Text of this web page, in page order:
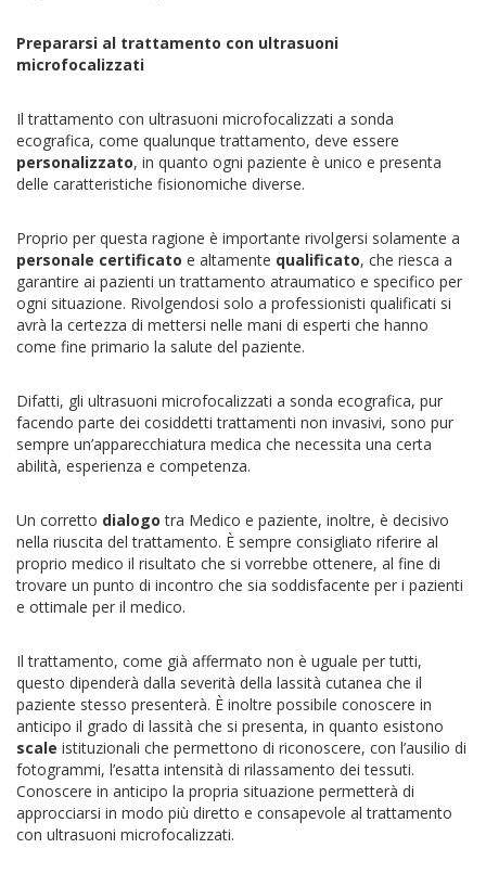
Prepararsi al trattamento con ultrasuoni
microfocalizzati
Il trattamento con ultrasuoni microfocalizzati a sonda
ecografica, come qualunque trattamento, deve essere
personalizzato, in quanto ogni paziente è unico e presenta
delle caratteristiche fisionomiche diverse.
Proprio per questa ragione è importante rivolgersi solamente a
personale certificato e altamente qualificato, che riesca a
garantire ai pazienti un trattamento atraumatico e specifico per
ogni situazione. Rivolgendosi solo a professionisti qualificati si
avrà la certezza di mettersi nelle mani di esperti che hanno
come fine primario la salute del paziente.
Difatti, gli ultrasuoni microfocalizzati a sonda ecografica, pur
facendo parte dei cosiddetti trattamenti non invasivi, sono pur
sempre un’apparecchiatura medica che necessita una certa
abilità, esperienza e competenza.
Un corretto dialogo tra Medico e paziente, inoltre, è decisivo
nella riuscita del trattamento. È sempre consigliato riferire al
proprio medico il risultato che si vorrebbe ottenere, al fine di
trovare un punto di incontro che sia soddisfacente per i pazienti
e ottimale per il medico.
Il trattamento, come già affermato non è uguale per tutti,
questo dipenderà dalla severità della lassità cutanea che il
paziente stesso presenterà. È inoltre possibile conoscere in
anticipo il grado di lassità che si presenta, in quanto esistono
scale istituzionali che permettono di riconoscere, con l’ausilio di
fotogrammi, l’esatta intensità di rilassamento dei tessuti.
Conoscere in anticipo la propria situazione permetterà di
approcciarsi in modo più diretto e consapevole al trattamento
con ultrasuoni microfocalizzati.